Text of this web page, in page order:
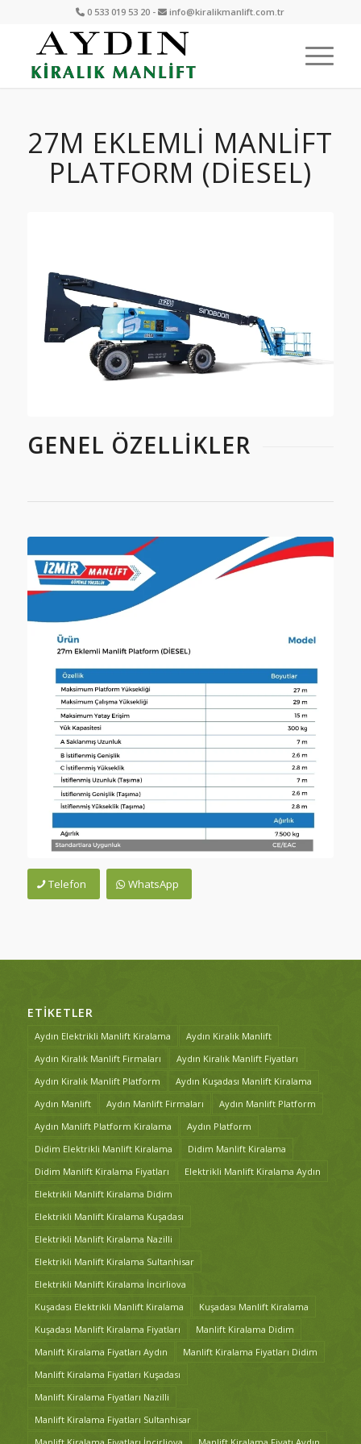
0 533 019 53 20 - info@kiralikmanlift.com.tr
27M EKLEMLI MANLIFT
PLATFORM (DİESEL)
GENEL ÖZELLIKLER
Telefon WhatsApp
ETIKETLER
Aydın Elektrikli Manlift Kiralama
Aydın Kiralık Manlift
Aydın Kiralık Manlift Firmaları
Aydın Kiralık Manlift Fiyatları
Aydın Kiralık Manlift Platform
Aydın Kuşadası Manlift Kiralama
Aydın Manlift
Aydın Manlift Firmaları
Aydın Manlift Platform
Aydın Manlift Platform Kiralama
Aydın Platform
Didim Elektrikli Manlift Kiralama
Didim Manlift Kiralama
Didim Manlift Kiralama Fiyatları
Elektrikli Manlift Kiralama Aydın
Elektrikli Manlift Kiralama Didim
Elektrikli Manlift Kiralama Kuşadası
Elektrikli Manlift Kiralama Nazilli
Elektrikli Manlift Kiralama Sultanhisar
Elektrikli Manlift Kiralama İncirliova
Kuşadası Elektrikli Manlift Kiralama
Kuşadası Manlift Kiralama
Kuşadası Manlift Kiralama Fiyatları
Manlift Kiralama Didim
Manlift Kiralama Fiyatları Aydın
Manlift Kiralama Fiyatları Didim
Manlift Kiralama Fiyatları Kuşadası
Manlift Kiralama Fiyatları Nazilli
Manlift Kiralama Fiyatları Sultanhisar